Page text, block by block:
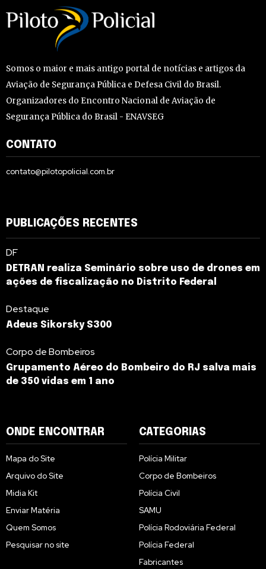
Somos o maior e mais antigo portal de notícias e artigos da
Aviação de Segurança Pública e Defesa Civil do Brasil.
Organizadores do Encontro Nacional de Aviação de
Segurança Pública do Brasil - ENAVSEG
CONTATO
contato@pilotopolicial.com.br
PUBLICAÇÕES RECENTES
DF
DETRAN realiza Seminário sobre uso de drones em
ações de fiscalização no Distrito Federal
Destaque
Adeus Sikorsky S300
Corpo de Bombeiros
Grupamento Aéreo do Bombeiro do RJ salva mais
de 350 vidas em 1 ano
ONDE ENCONTRAR
Mapa do Site
Arquivo do Site
Midia Kit
Enviar Matéria
Quem Somos
Pesquisar no site
CATEGORIAS
Polícia Militar
Corpo de Bombeiros
Polícia Civil
SAMU
Polícia Rodoviária Federal
Polícia Federal
Fabricantes